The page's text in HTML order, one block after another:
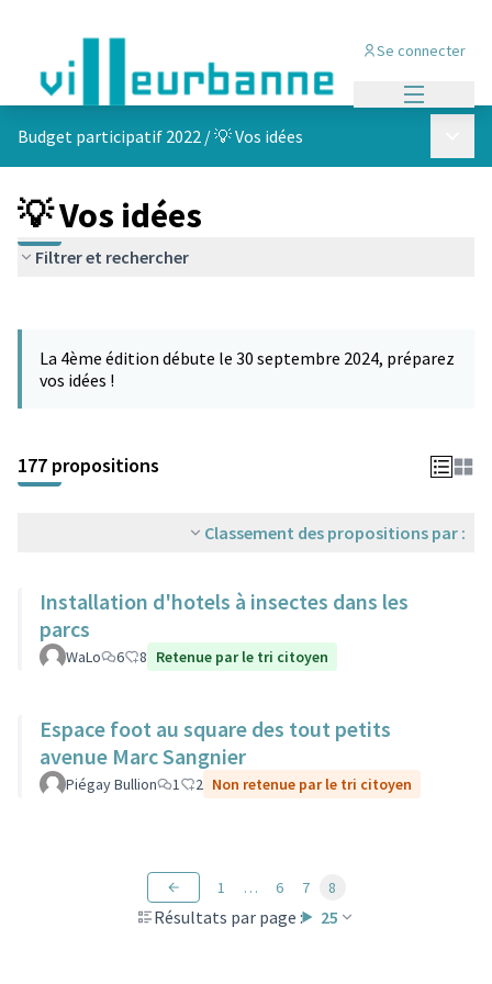
Se connecter
Budget participatif 2022 /💡 Vos idées
💡 Vos idées
Filtrer et rechercher
−
La 4ème édition débute le 30 septembre 2024, préparez
vos idées !
177 propositions
Classement des propositions par :
Installation d'hotels à insectes dans les
parcs
WaLo 6 8 Retenue par le tri citoyen
Espace foot au square des tout petits
avenue Marc Sangnier
Piégay Bullion 1 2 Non retenue par le tri citoyen
Résultats par page : 25
1 … 6 7 8